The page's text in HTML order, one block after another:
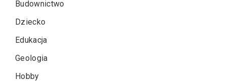
Budownictwo
Dziecko
Edukacja
Geologia
Hobby